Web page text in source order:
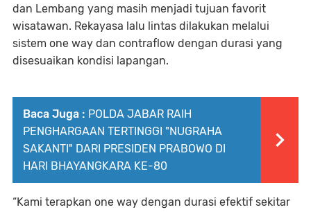
dan Lembang yang masih menjadi tujuan favorit
wisatawan. Rekayasa lalu lintas dilakukan melalui
sistem one way dan contraflow dengan durasi yang
disesuaikan kondisi lapangan.
Baca Juga : POLDA JABAR RAIH
PENGHARGAAN TERTINGGI "NUGRAHA
SAKANTI" DARI PRESIDEN PRABOWO DI
HARI BHAYANGKARA KE-80
“Kami terapkan one way dengan durasi efektif sekitar